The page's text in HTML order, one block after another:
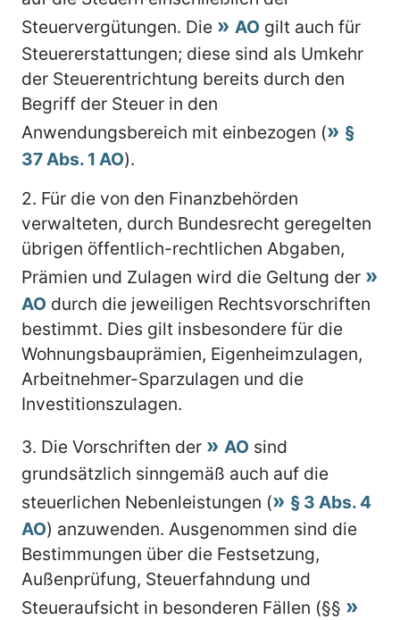
Steuervergütungen. Die
AO gilt auch für
Steuererstattungen; diese sind als Umkehr
der Steuerentrichtung bereits durch den
Begriff der Steuer in den
Anwendungsbereich mit einbezogen (
§
37 Abs. 1 AO).
2. Für die von den Finanzbehörden
verwalteten, durch Bundesrecht geregelten
übrigen öffentlich-rechtlichen Abgaben,
Prämien und Zulagen wird die Geltung der
AO durch die jeweiligen Rechtsvorschriften
bestimmt. Dies gilt insbesondere für die
Wohnungsbauprämien, Eigenheimzulagen,
Arbeitnehmer-Sparzulagen und die
Investitionszulagen.
3. Die Vorschriften der AO sind
grundsätzlich sinngemäß auch auf die
steuerlichen Nebenleistungen (
§ 3 Abs. 4
AO) anzuwenden. Ausgenommen sind die
Bestimmungen über die Festsetzung,
Außenprüfung, Steuerfahndung und
Steueraufsicht in besonderen Fällen (§§